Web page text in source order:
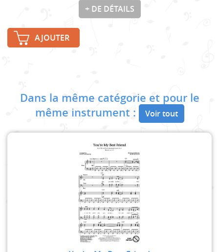
+ DE DÉTAILS
AJOUTER
Dans la même catégorie et pour le
même instrument :
Voir tout